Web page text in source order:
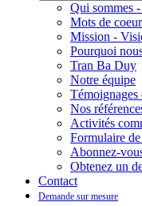
Qui sommes
Mots de coeur
Mission -
Pourquoi
Tran Ba Duy
Notre équipe
Témoignages
Nos
Activités
Formulaire
Abonnez-
Obtenez un
Contact
Demande sur mesure